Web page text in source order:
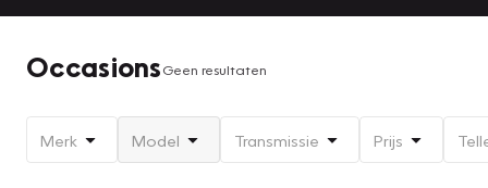
OccasionsGeen resultaten
Merk Model Transmissie Prijs